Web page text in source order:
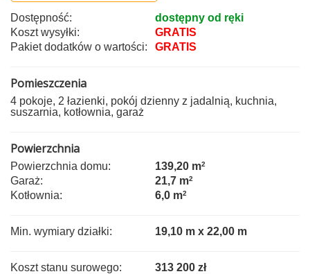
Dostępność:
dostępny od ręki
Koszt wysyłki:
GRATIS
Pakiet dodatków o wartości:
GRATIS
Pomieszczenia
4 pokoje, 2 łazienki, pokój dzienny z jadalnią, kuchnia,
suszarnia, kotłownia, garaż
Powierzchnia
Powierzchnia domu: 139,20 m2
Garaż: 21,7 m2
Kotłownia: 6,0 m2
Min. wymiary działki: 19,10 m x 22,00 m
Koszt stanu surowego: 313 200 zł